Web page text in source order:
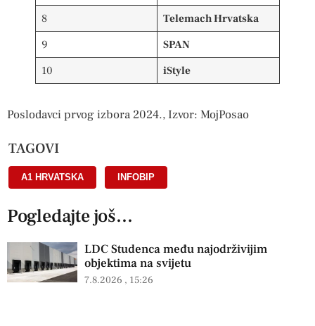
8
Telemach Hrvatska
9
SPAN
10
iStyle
Poslodavci prvog izbora 2024., Izvor: MojPosao
TAGOVI
A1 HRVATSKA INFOBIP
Pogledajte još...
LDC Studenca među najodrživijim
objektima na svijetu
7.8.2026 15:26